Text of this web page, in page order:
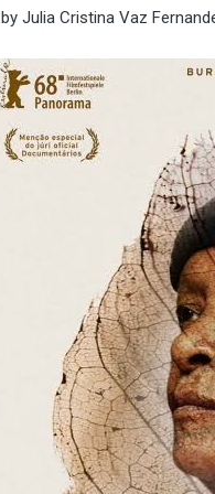
by Julia Cristina Vaz